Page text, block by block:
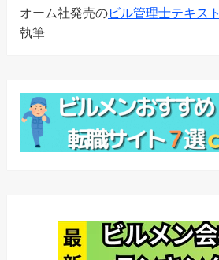
オーム社発売のビル管理士テキスト
執筆